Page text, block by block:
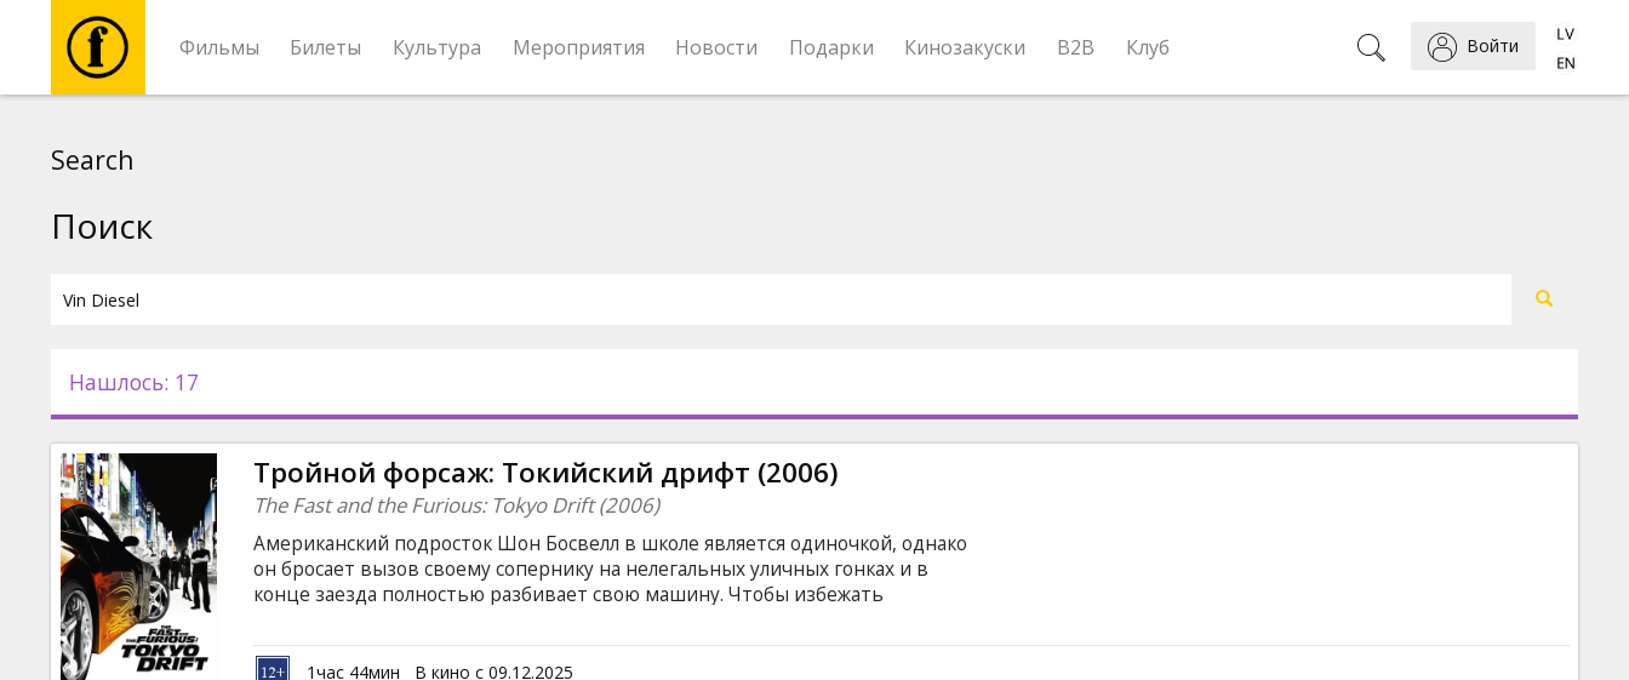
Фильмы Билеты Культура Мероприятия Новости Подарки Кинозакуски B2B Клуб Войти
Новости
Подарки
Кинозакуски
B2B
Search
Поиск
Нашлось: 17
Тройной форсаж: Токийский дрифт (2006)
The Fast and the Furious: Tokyo Drift (2006)
Американский подросток Шон Босвелл в школе является одиночкой, однако
он бросает вызов своему сопернику на нелегальных уличных гонках и в
конце заезда полностью разбивает свою машину. Чтобы избежать
армии. Прибыв в Токио, он открывает для себя новый, захватывающий, но
опасный мир уличных гонок японской столицы. Фильм на английском языке с
1час 44мин В кино с 09.12.2025